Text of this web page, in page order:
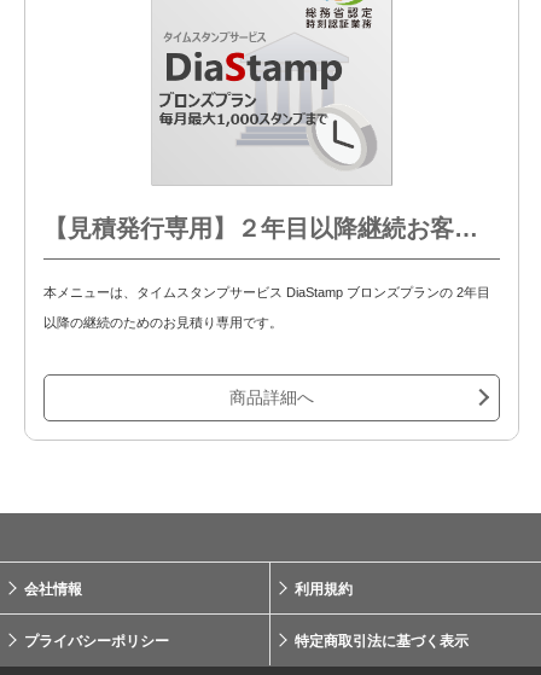
【見積発行専用】２年目以降継続お客様用 タイムスタンプサービスDiaStamp ブロンズプラン
本メニューは、タイムスタンプサービス DiaStamp ブロンズプランの 2年目
以降の継続のためのお見積り専用です。
商品詳細へ
会社情報 利用規約
プライバシーポリシー 特定商取引法に基づく表示